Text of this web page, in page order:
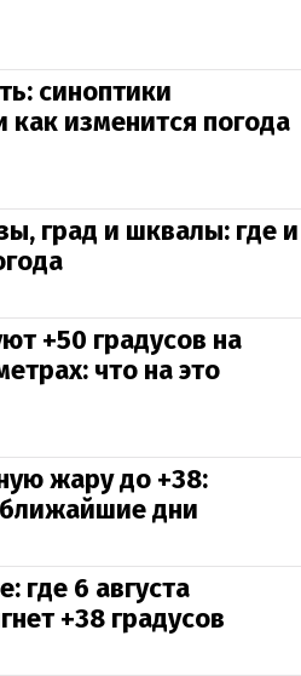
синоптики
как изменится погода
град и шквалы: где и
+50 градусов на
что на это
жару до +38:
дни
где 6 августа
+38 градусов